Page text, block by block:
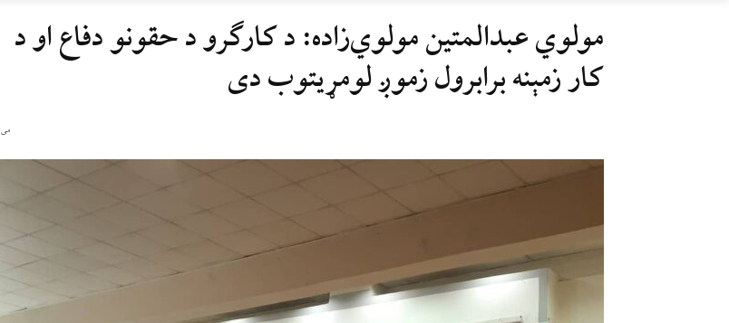
مولوي عبدالمتين مولوي‌زاده: د کارګرو د حقونو دفاع او د
کار زمېنه برابرول زموږ لومړيتوب دی
می 1, 2025